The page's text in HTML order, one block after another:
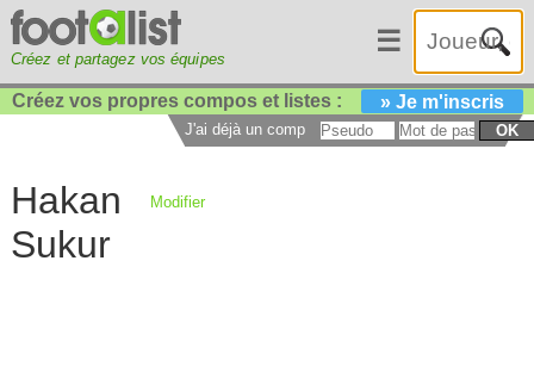
Créez et partagez vos équipes
☰
Créez vos propres compos et listes : » Je m'inscris
J'ai déjà un compte : OK
Hakan
Sukur
Modifier